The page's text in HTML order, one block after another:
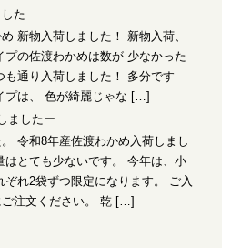
た
新物入荷しました！ 新物入荷、
の佐渡わかめは数が 少なかった
通り入荷しました！ 多分です
プは、 色が綺麗じゃな […]
ましたー
令和8年産佐渡わかめ入荷しまし
はとても少ないです。 今年は、小
れ2袋ずつ限定になります。 ご入
注文ください。 乾 […]